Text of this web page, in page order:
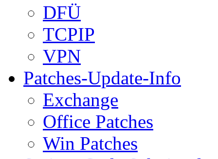
DFÜ
TCPIP
VPN
Patches-Update-Info
Exchange
Office Patches
Win Patches